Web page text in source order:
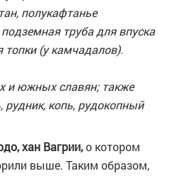
полукафтанье
труба для впуска
(у камчадалов).
и южных славян; также
рудник, копь, рудокопный
хан Вагрии,о котором
выше. Таким образом,